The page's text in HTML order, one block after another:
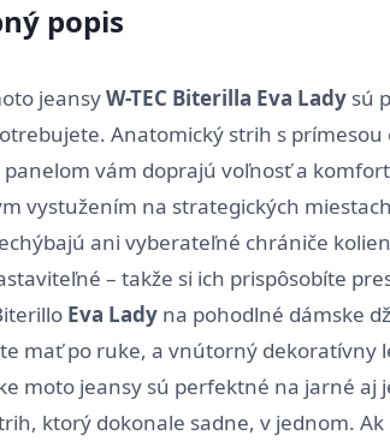
popis
jeansyW-TEC Biterilla Eva Lady sú
Anatomický strih s
vám doprajú voľnosť a
vystužením na strategických
ani vyberateľné chrániče
– takže si ich prispôsobíte
Eva Lady na pohodlné dámske
mať po ruke, a vnútorný dekoratívny
moto jeansy sú perfektné na jarné aj
ktorý dokonale sadne, v jednom.